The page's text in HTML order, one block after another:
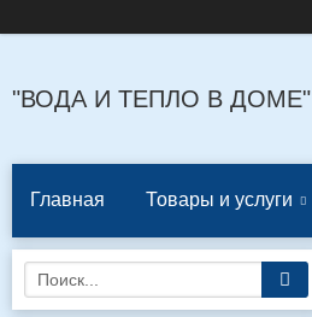
"ВОДА И ТЕПЛО В ДОМЕ"
Главная Товары и услуги